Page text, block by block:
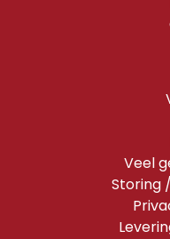
Veel
Storing